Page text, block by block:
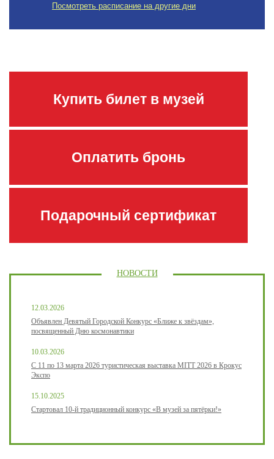
Посмотреть расписание на другие дни
Купить билет в музей
Оплатить бронь
Подарочный сертификат
НОВОСТИ
12.03.2026
Объявлен Девятый Городской Конкурс «Ближе к звёздам»,
посвященный Дню космонавтики
10.03.2026
С 11 по 13 марта 2026 туристическая выставка MITT 2026 в Крокус
Экспо
15.10.2025
Стартовал 10-й традиционный конкурс «В музей за пятёрки!»